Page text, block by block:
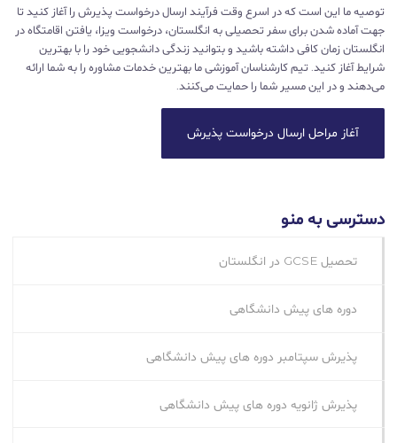
توصیه ما این است که در اسرع وقت فرآیند ارسال درخواست پذیرش را آغاز کنید تا
جهت آماده شدن برای سفر تحصیلی به انگلستان، درخواست ویزا، یافتن اقامتگاه در
انگلستان زمان کافی داشته باشید و بتوانید زندگی دانشجویی خود را با بهترین
شرایط آغاز کنید. تیم کارشناسان آموزشی ما بهترین خدمات مشاوره را به شما ارائه
می‌دهند و در این مسیر شما را حمایت می‌کنند.
آغاز مراحل ارسال درخواست پذیرش
دسترسی به منو
تحصیل GCSE در انگلستان
دوره های پیش دانشگاهی
پذیرش سپتامبر دوره های پیش دانشگاهی
پذیرش ژانویه دوره های پیش دانشگاهی